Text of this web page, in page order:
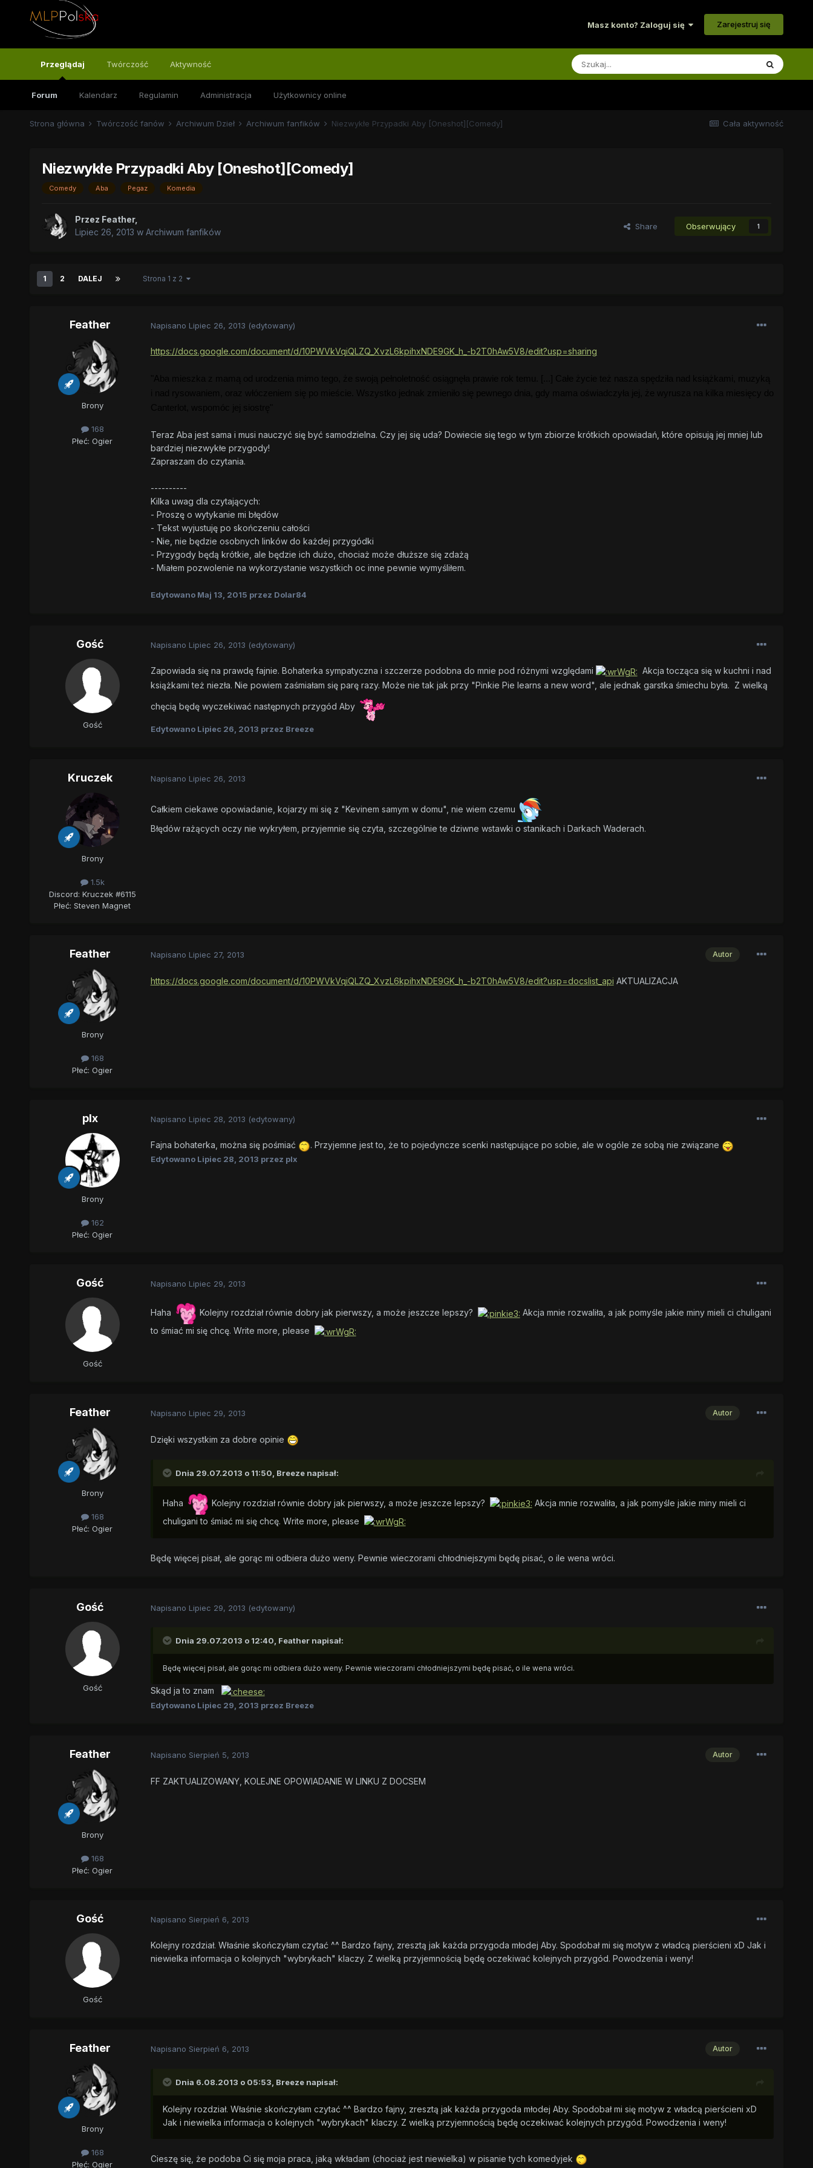
Masz konto? Zaloguj się Zarejestruj się
Przeglądaj
Forum Kalendarz Regulamin Administracja Użytkownicy online
Twórczość Aktywność
Cała aktywność
Strona główna Twórczość fanów Archiwum Dzieł Archiwum fanfików Niezwykłe Przypadki Aby [Oneshot][Comedy]
Niezwykłe Przypadki Aby [Oneshot][Comedy]
Comedy Aba Pegaz Komedia
Przez Feather,
Lipiec 26, 2013 w Archiwum fanfików
Share Obserwujący 1
1 2 DALEJ Strona 1 z 2
Feather
Brony
168
Płeć: Ogier
Napisano Lipiec 26, 2013 (edytowany)
https://docs.google.com/document/d/10PWVkVqiQLZQ_XvzL6kpihxNDE9GK_h_-b2T0hAw5V8/edit?usp=sharing
Teraz Aba jest sama i musi nauczyć się być samodzielna. Czy jej się uda? Dowiecie się tego w tym zbiorze krótkich opowiadań, które opisują jej mniej lub
bardziej niezwykłe przygody!
Zapraszam do czytania.
----------
Kilka uwag dla czytających:
- Proszę o wytykanie mi błędów
- Tekst wyjustuję po skończeniu całości
- Nie, nie będzie osobnych linków do każdej przygódki
- Przygody będą krótkie, ale będzie ich dużo, chociaż może dłuższe się zdażą
- Miałem pozwolenie na wykorzystanie wszystkich oc inne pewnie wymyśliłem.
Edytowano Maj 13, 2015 przez Dolar84
Gość
Gość
Napisano Lipiec 26, 2013 (edytowany)
Zapowiada się na prawdę fajnie. Bohaterka sympatyczna i szczerze podobna do mnie pod różnymi względami
Akcja tocząca się w kuchni i nad
książkami też niezła. Nie powiem zaśmiałam się parę razy. Może nie tak jak przy "Pinkie Pie learns a new word", ale jednak garstka śmiechu była. Z wielką
chęcią będę wyczekiwać następnych przygód Aby
Edytowano Lipiec 26, 2013 przez Breeze
Kruczek
Brony
1.5k
Discord: Kruczek #6115
Płeć: Steven Magnet
Napisano Lipiec 26, 2013
Całkiem ciekawe opowiadanie, kojarzy mi się z "Kevinem samym w domu", nie wiem czemu
Błędów rażących oczy nie wykryłem, przyjemnie się czyta, szczególnie te dziwne wstawki o stanikach i Darkach Waderach.
Feather
Brony
168
Płeć: Ogier
Autor
Napisano Lipiec 27, 2013
https://docs.google.com/document/d/10PWVkVqiQLZQ_XvzL6kpihxNDE9GK_h_-b2T0hAw5V8/edit?usp=docslist_api AKTUALIZACJA
plx
Brony
162
Płeć: Ogier
Napisano Lipiec 28, 2013 (edytowany)
Fajna bohaterka, można się pośmiać . Przyjemne jest to, że to pojedyncze scenki następujące po sobie, ale w ogóle ze sobą nie związane
Edytowano Lipiec 28, 2013 przez plx
Gość
Gość
Napisano Lipiec 29, 2013
Haha Kolejny rozdział równie dobry jak pierwszy, a może jeszcze lepszy?
Akcja mnie rozwaliła, a jak pomyśle jakie miny mieli ci chuligani
to śmiać mi się chcę. Write more, please
Feather
Brony
168
Płeć: Ogier
Autor
Napisano Lipiec 29, 2013
Dzięki wszystkim za dobre opinie
Dnia 29.07.2013 o 11:50, Breeze napisał:
Haha Kolejny rozdział równie dobry jak pierwszy, a może jeszcze lepszy?
Akcja mnie rozwaliła, a jak pomyśle jakie miny mieli ci
chuligani to śmiać mi się chcę. Write more, please
Będę więcej pisał, ale gorąc mi odbiera dużo weny. Pewnie wieczorami chłodniejszymi będę pisać, o ile wena wróci.
Gość
Gość
Napisano Lipiec 29, 2013 (edytowany)
Dnia 29.07.2013 o 12:40, Feather napisał:
Będę więcej pisał, ale gorąc mi odbiera dużo weny. Pewnie wieczorami chłodniejszymi będę pisać, o ile wena wróci.
Skąd ja to znam
Edytowano Lipiec 29, 2013 przez Breeze
Feather
Brony
168
Płeć: Ogier
Autor
Napisano Sierpień 5, 2013
FF ZAKTUALIZOWANY, KOLEJNE OPOWIADANIE W LINKU Z DOCSEM
Gość
Gość
Napisano Sierpień 6, 2013
Kolejny rozdział. Właśnie skończyłam czytać ^^ Bardzo fajny, zresztą jak każda przygoda młodej Aby. Spodobał mi się motyw z władcą pierścieni xD Jak i
niewielka informacja o kolejnych "wybrykach" klaczy. Z wielką przyjemnością będę oczekiwać kolejnych przygód. Powodzenia i weny!
Feather
Brony
168
Płeć: Ogier
Autor
Napisano Sierpień 6, 2013
Dnia 6.08.2013 o 05:53, Breeze napisał:
Kolejny rozdział. Właśnie skończyłam czytać ^^ Bardzo fajny, zresztą jak każda przygoda młodej Aby. Spodobał mi się motyw z władcą pierścieni xD
Jak i niewielka informacja o kolejnych "wybrykach" klaczy. Z wielką przyjemnością będę oczekiwać kolejnych przygód. Powodzenia i weny!
Cieszę się, że podoba Ci się moja praca, jaką wkładam (chociaż jest niewielka) w pisanie tych komedyjek